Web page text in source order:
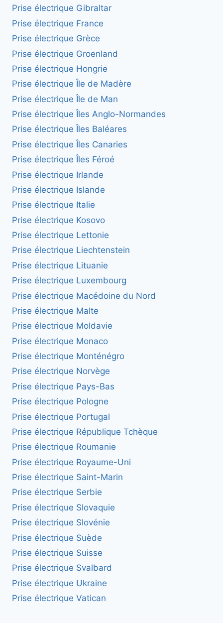
Prise électrique Gibraltar
Prise électrique France
Prise électrique Grèce
Prise électrique Groenland
Prise électrique Hongrie
Prise électrique Île de Madère
Prise électrique Île de Man
Prise électrique Îles Anglo-Normandes
Prise électrique Îles Baléares
Prise électrique Îles Canaries
Prise électrique Îles Féroé
Prise électrique Irlande
Prise électrique Islande
Prise électrique Italie
Prise électrique Kosovo
Prise électrique Lettonie
Prise électrique Liechtenstein
Prise électrique Lituanie
Prise électrique Luxembourg
Prise électrique Macédoine du Nord
Prise électrique Malte
Prise électrique Moldavie
Prise électrique Monaco
Prise électrique Monténégro
Prise électrique Norvège
Prise électrique Pays-Bas
Prise électrique Pologne
Prise électrique Portugal
Prise électrique République Tchèque
Prise électrique Roumanie
Prise électrique Royaume-Uni
Prise électrique Saint-Marin
Prise électrique Serbie
Prise électrique Slovaquie
Prise électrique Slovénie
Prise électrique Suède
Prise électrique Suisse
Prise électrique Svalbard
Prise électrique Ukraine
Prise électrique Vatican